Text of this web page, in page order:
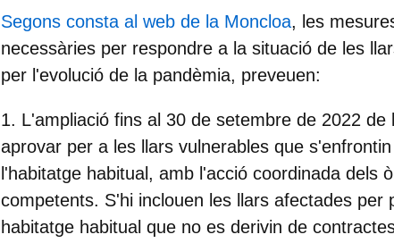
Segons consta al web de la Moncloa, les
necessàries per respondre a la situació de les
per l'evolució de la pandèmia, preveuen:
1. L'ampliació fins al 30 de setembre de 2022
aprovar per a les llars vulnerables que
l'habitatge habitual, amb l'acció coordinada dels
competents. S'hi inclouen les llars afectades per
habitatge habitual que no es derivin de